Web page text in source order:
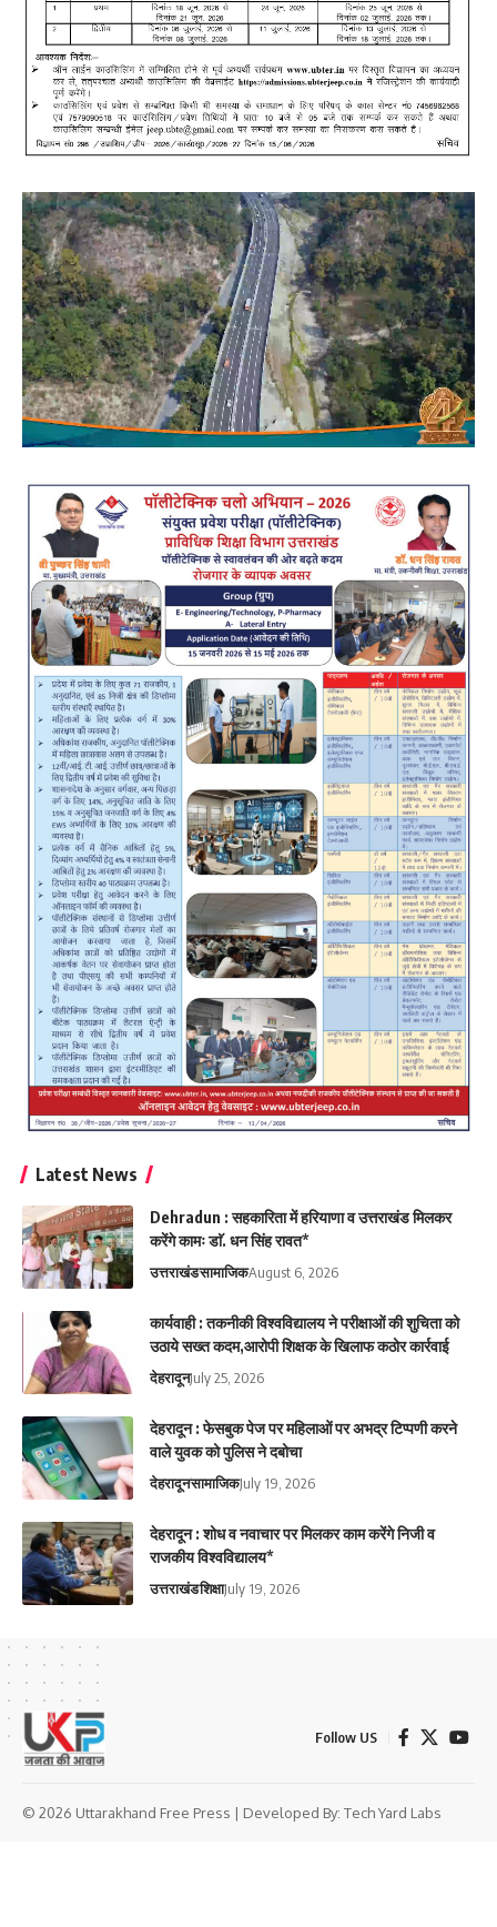
Latest News
Dehradun : सहकारिता में हरियाणा व उत्तराखंड मिलकर
करेंगे कामः डाॅ. धन सिंह रावत*
उत्तराखंडसामाजिकAugust 6, 2026
कार्यवाही : तकनीकी विश्वविद्यालय ने परीक्षाओं की शुचिता को
उठाये सख्त कदम,आरोपी शिक्षक के खिलाफ कठोर कार्रवाई
देहरादूनJuly 25, 2026
देहरादून : फेसबुक पेज पर महिलाओं पर अभद्र टिप्पणी करने
वाले युवक को पुलिस ने दबोचा
देहरादूनसामाजिकJuly 19, 2026
देहरादून : शोध व नवाचार पर मिलकर काम करेंगे निजी व
राजकीय विश्वविद्यालय*
उत्तराखंडशिक्षाJuly 19, 2026
Follow US
© 2026 Uttarakhand Free Press | Developed By: Tech Yard Labs